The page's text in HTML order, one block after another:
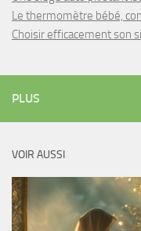
Le thermomètre bébé,
Choisir efficacement son
PLUS
VOIR AUSSI